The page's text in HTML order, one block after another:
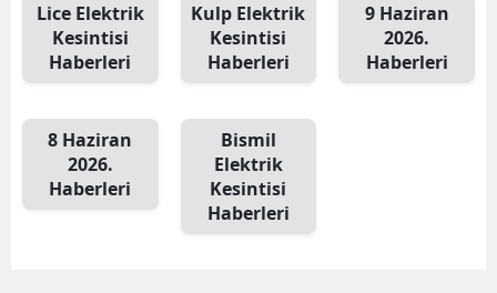
Lice Elektrik
Kesintisi
Haberleri
Kulp Elektrik
Kesintisi
Haberleri
9 Haziran
2026.
Haberleri
8 Haziran
2026.
Haberleri
Bismil
Elektrik
Kesintisi
Haberleri